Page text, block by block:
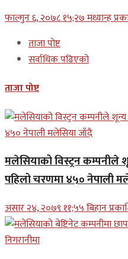
फाल्गुन ६, २०७८ १५;२७ मध्यान्ह
ताजा पोष्ट
सर्वाधिक पढिएको
ताजा पोष्ट
मलेसियाको विस्ट्रन कम्पनीले
पहिलो चरणमा ४५० नेपाली
असार २४, २०७९ ११;५५ बिहान